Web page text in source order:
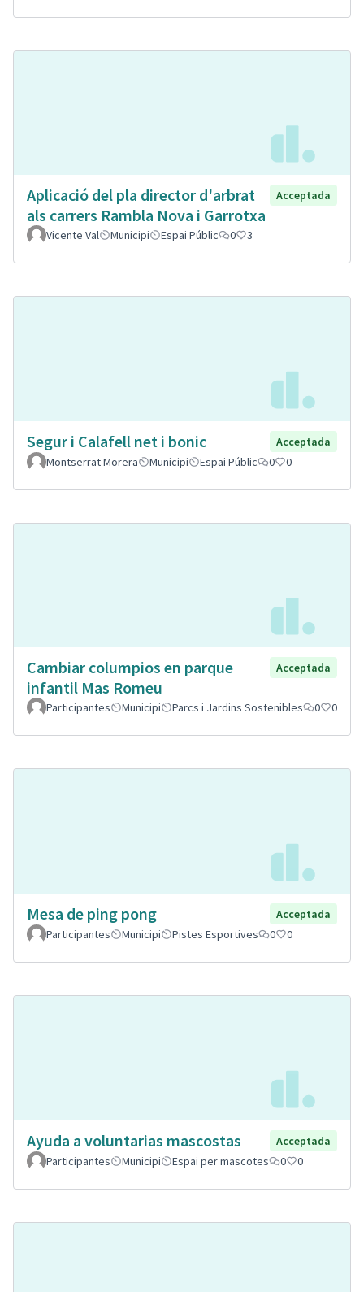
Aplicació del pla director d'arbrat
als carrers Rambla Nova i Garrotxa
Acceptada
Vicente Val Municipi Espai Públic 0 3
Segur i Calafell net i bonic
Acceptada
Montserrat Morera
Municipi Espai Públic 0 0
Cambiar columpios en parque
infantil Mas Romeu
Acceptada
Participantes Municipi Parcs i Jardins Sostenibles 0 0
Mesa de ping pong
Acceptada
Participantes
Municipi Pistes Esportives 0 0
Ayuda a voluntarias mascostas
Acceptada
Participantes
Municipi Espai per mascotes 0 0